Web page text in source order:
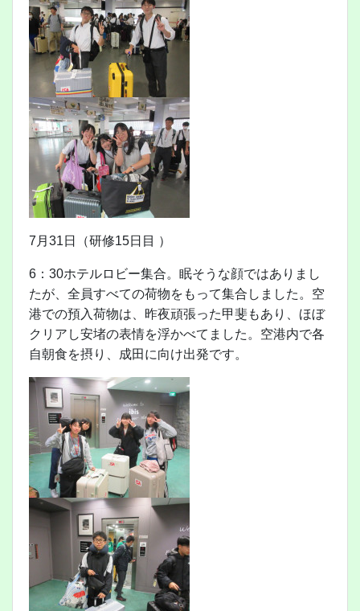
7月31日（研修15日目 ）
6：30ホテルロビー集合。眠そうな顔ではありまし
たが、全員すべての荷物をもって集合しました。空
港での預入荷物は、昨夜頑張った甲斐もあり、ほぼ
クリアし安堵の表情を浮かべてました。空港内で各
自朝食を摂り、成田に向け出発です。